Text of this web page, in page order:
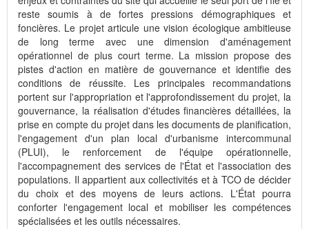
reste soumis à de fortes pressions démographiques et
foncières. Le projet articule une vision écologique ambitieuse
de long terme avec une dimension d'aménagement
opérationnel de plus court terme. La mission propose des
pistes d'action en matière de gouvernance et identifie des
conditions de réussite. Les principales recommandations
portent sur l'appropriation et l'approfondissement du projet, la
gouvernance, la réalisation d'études financières détaillées, la
prise en compte du projet dans les documents de planification,
l'engagement d'un plan local d'urbanisme intercommunal
(PLUI), le renforcement de l'équipe opérationnelle,
l'accompagnement des services de l'État et l'association des
populations. Il appartient aux collectivités et à TCO de décider
du choix et des moyens de leurs actions. L'État pourra
conforter l'engagement local et mobiliser les compétences
spécialisées et les outils nécessaires.